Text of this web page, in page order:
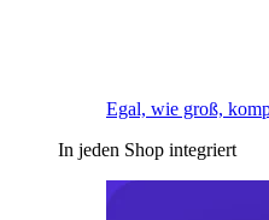
Egal, wie groß,
In jeden Shop integriert